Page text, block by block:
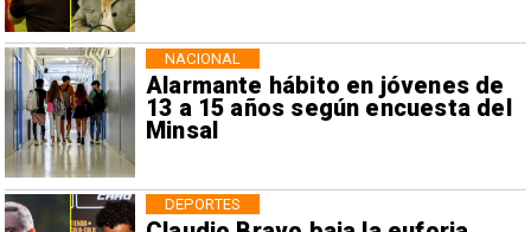
Alarmante hábito en jóvenes de
13 a 15 años según encuesta del
Minsal
NACIONAL
DEPORTES